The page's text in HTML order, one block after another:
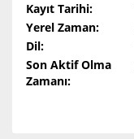
Kayıt Tarihi:
Yerel Zaman:
Dil:
Son Aktif Olma
Zamanı: